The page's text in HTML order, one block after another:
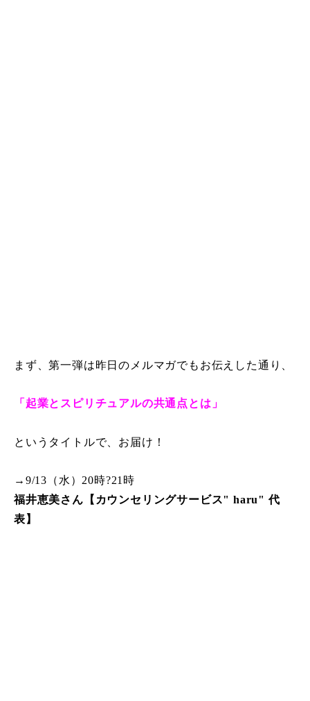
まず、第一弾は昨日のメルマガでもお伝えした通り、
「起業とスピリチュアルの共通点とは」
というタイトルで、お届け！
→9/13（水）20時?21時
福井恵美さん【カウンセリングサービス" haru" 代
表】